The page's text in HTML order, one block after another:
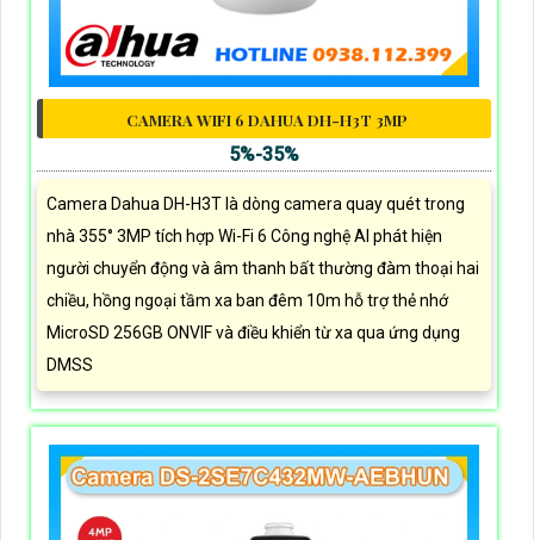
CAMERA WIFI 6 DAHUA DH-H3T 3MP
5%-35%
Camera Dahua DH-H3T là dòng camera quay quét trong
nhà 355° 3MP tích hợp Wi-Fi 6 Công nghệ AI phát hiện
người chuyển động và âm thanh bất thường đàm thoại hai
chiều, hồng ngoại tầm xa ban đêm 10m hỗ trợ thẻ nhớ
MicroSD 256GB ONVIF và điều khiển từ xa qua ứng dụng
DMSS